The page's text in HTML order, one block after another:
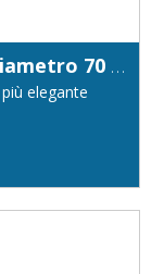
Pomolo tondo per aste con diametro 70 mm
elegante